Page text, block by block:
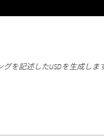
を記述したUSDを生成しま